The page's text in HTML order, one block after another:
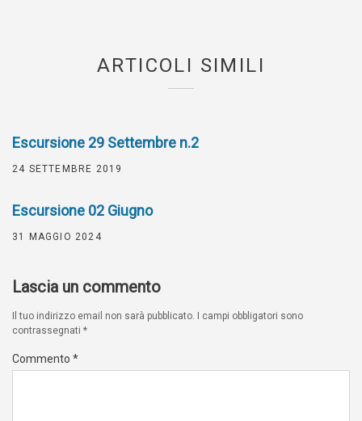
ARTICOLI SIMILI
Escursione 29 Settembre n.2
24 SETTEMBRE 2019
Escursione 02 Giugno
31 MAGGIO 2024
Lascia un commento
Il tuo indirizzo email non sarà pubblicato. I campi obbligatori sono
contrassegnati *
Commento *